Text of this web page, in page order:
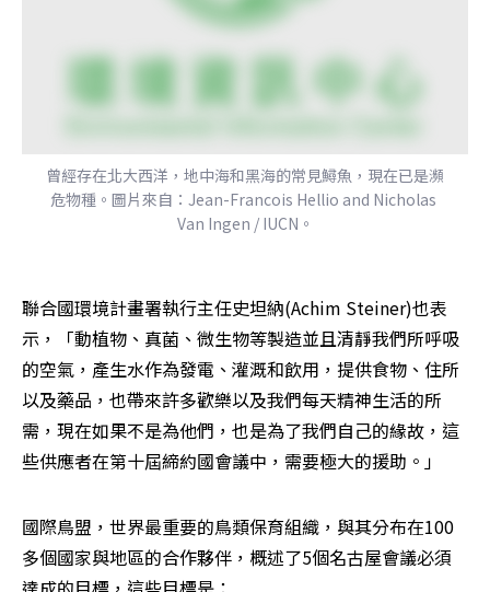
曾經存在北大西洋，地中海和黑海的常見鱘魚，現在已是瀕
危物種。圖片來自：Jean-Francois Hellio and Nicholas
Van Ingen / IUCN。
聯合國環境計畫署執行主任史坦納(Achim Steiner)也表
示，「動植物、真菌、微生物等製造並且清靜我們所呼吸
的空氣，產生水作為發電、灌溉和飲用，提供食物、住所
以及藥品，也帶來許多歡樂以及我們每天精神生活的所
需，現在如果不是為他們，也是為了我們自己的緣故，這
些供應者在第十屆締約國會議中，需要極大的援助。」
國際鳥盟，世界最重要的鳥類保育組織，與其分布在100
多個國家與地區的合作夥伴，概述了5個名古屋會議必須